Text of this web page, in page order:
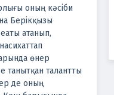
оның кәсіби
Берікқызы
атанып,
өнер
танытқан талантты
де оның